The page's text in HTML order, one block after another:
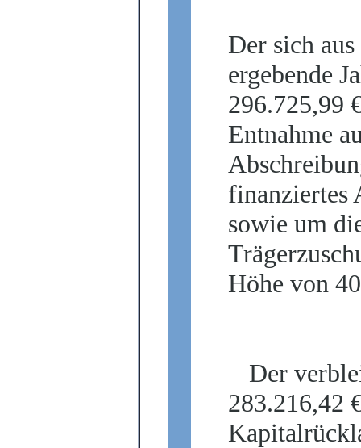
Der sich
ergebende
296.725,99
Entnahme
finanziertes
sowie um
Höhe von
Der
283.216,42